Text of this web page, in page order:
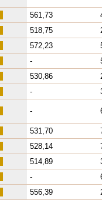
561,73
518,75
572,23
-
530,86
-
-
531,70
528,14
514,89
-
556,39